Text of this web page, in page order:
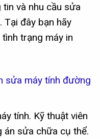
và nhu cầu sửa
Tại đây bạn hãy
trạng máy in
sửa máy tính đường
tính. Kỹ thuật viên
án sửa chữa cụ thể.